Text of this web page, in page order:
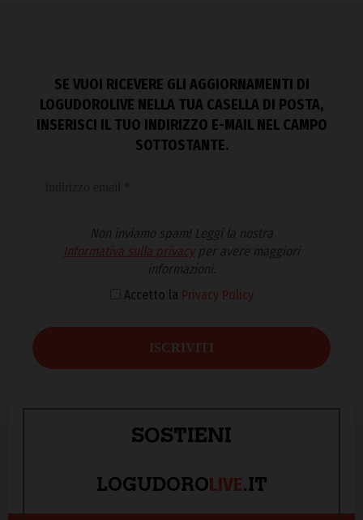
SE VUOI RICEVERE GLI AGGIORNAMENTI DI
LOGUDOROLIVE NELLA TUA CASELLA DI POSTA,
INSERISCI IL TUO INDIRIZZO E-MAIL NEL CAMPO
SOTTOSTANTE.
Non inviamo spam! Leggi la nostra
Informativa sulla privacyper avere maggiori
informazioni.
Accetto la Privacy Policy
SOSTIENI
LOGUDOROLIVE.IT